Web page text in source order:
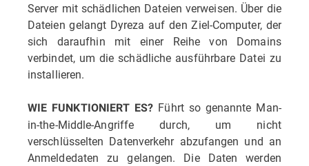
Server mit schädlichen Dateien verweisen. Über die
Dateien gelangt Dyreza auf den Ziel-Computer, der
sich daraufhin mit einer Reihe von Domains
verbindet, um die schädliche ausführbare Datei zu
installieren.
WIE FUNKTIONIERT ES? Führt so genannte Man-
in-the-Middle-Angriffe durch, um nicht
verschlüsselten Datenverkehr abzufangen und an
Anmeldedaten zu gelangen. Die Daten werden